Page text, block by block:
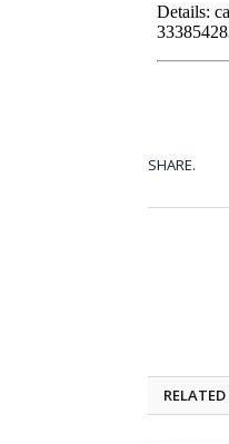
SHARE.
RELATED